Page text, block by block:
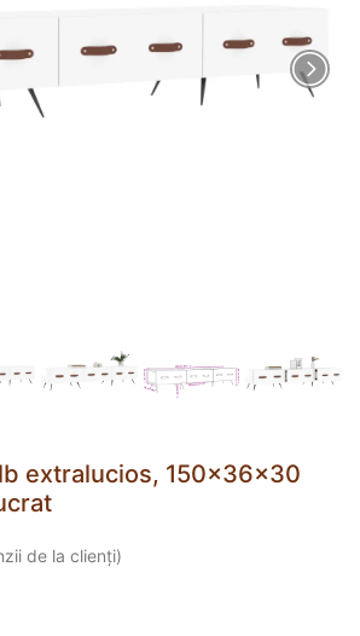
extralucios, 150x36x30
de la clienți)